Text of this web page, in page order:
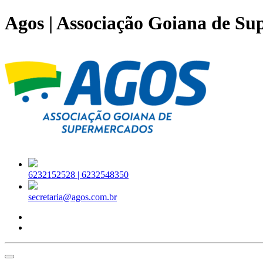
Agos | Associação Goiana de
6232152528 | 6232548350
secretaria@agos.com.br